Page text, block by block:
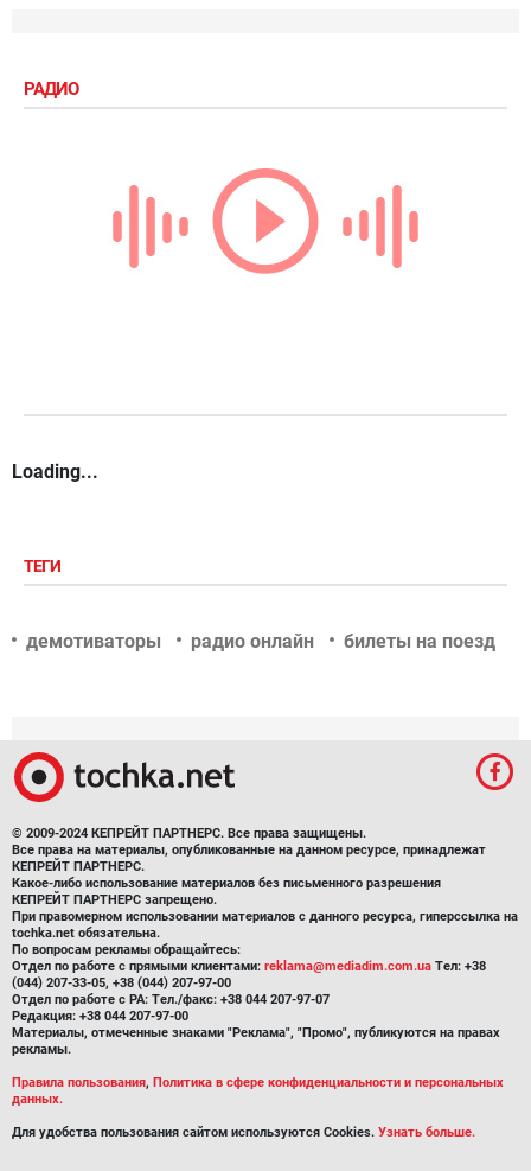
РАДИО
Loading...
ТЕГИ
демотиваторы радио онлайн билеты на поезд
© 2009-2024 КЕПРЕЙТ ПАРТНЕРС. Все права защищены.
Все права на материалы, опубликованные на данном ресурсе, принадлежат
КЕПРЕЙТ ПАРТНЕРС.
Какое-либо использование материалов без письменного разрешения
КЕПРЕЙТ ПАРТНЕРС запрещено.
При правомерном использовании материалов с данного ресурса, гиперссылка на
tochka.net обязательна.
По вопросам рекламы обращайтесь:
Отдел по работе с прямыми клиентами: reklama@mediadim.com.ua Тел: +38
(044) 207-33-05, +38 (044) 207-97-00
Отдел по работе с РА: Тел./факс: +38 044 207-97-07
Редакция: +38 044 207-97-00
Материалы, отмеченные знаками "Реклама", "Промо", публикуются на правах
рекламы.
Правила пользования, Политика в сфере конфиденциальности и персональных
данных.
Для удобства пользования сайтом используются Cookies. Узнать больше.